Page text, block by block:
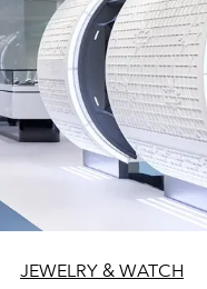
JEWELRY & WATCH